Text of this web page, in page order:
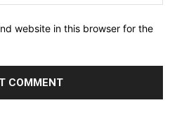
website in this browser for the